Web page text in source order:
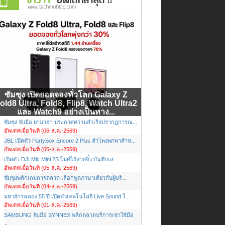
ซัมซุง เปิดยอดจองทั่วโลก Galaxy Z
Ultra, Fold8, Flip8, Watch Ultra2
และ Watch9 อย่างเป็นทาง...
ซัมซุง จับมือ ยามาฮ่า ประกาศความสำเร็จปรากฏการณ...
อัพเดทเมื่อวันที่ (06-ส.ค.-2569)
JBL เปิดตัว PartyBox Encore 2 Plus ลำโพงพกพาสำห...
อัพเดทเมื่อวันที่ (06-ส.ค.-2569)
เปิดตัว DJI Mic Mini 2S ไมค์ไร้สายจิ๋ว บันทึกเส...
อัพเดทเมื่อวันที่ (05-ส.ค.-2569)
ซัมซุงพลิกเกมการตลาด เลือกพูดภาษาเดียวกับผู้บริ...
อัพเดทเมื่อวันที่ (04-ส.ค.-2569)
มหาจักรฉลอง 55 ปี เปิดตัวเทคโนโลยี Live Sound ใ...
อัพเดทเมื่อวันที่ (01-ส.ค.-2569)
SAMSUNG จับมือ SYNNEX พลิกตลาดบริการเช่าใช้มือ